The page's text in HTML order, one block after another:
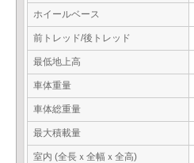
ホイールベース
前トレッド/後トレッド
最低地上高
車体重量
車体総重量
最大積載量
室内 (全長ｘ全幅ｘ全高)